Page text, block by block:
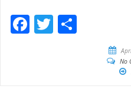
Facebook
Twitter
No